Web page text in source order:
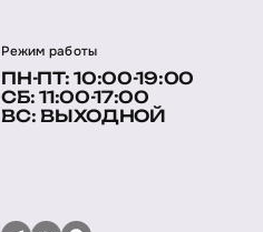
Режим работы
ПН-ПТ: 10:00-19:00
СБ: 11:00-17:00
ВС: ВЫХОДНОЙ